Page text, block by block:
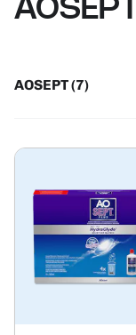
AOSEPT
AOSEPT (7)